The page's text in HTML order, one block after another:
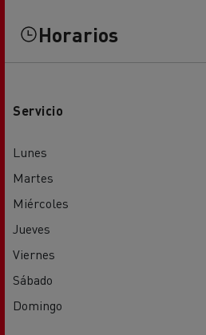
Horarios
Servicio
Lunes
Martes
Miércoles
Jueves
Viernes
Sábado
Domingo